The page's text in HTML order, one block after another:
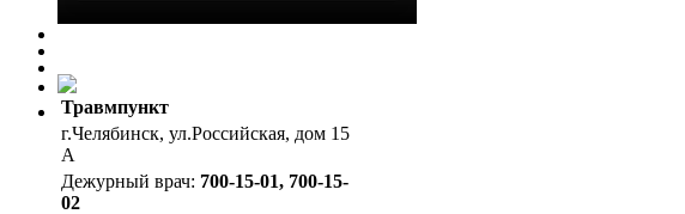
Травмпункт
г.Челябинск, ул.Российская, дом 15
А
Дежурный врач: 700-15-01, 700-15-
02